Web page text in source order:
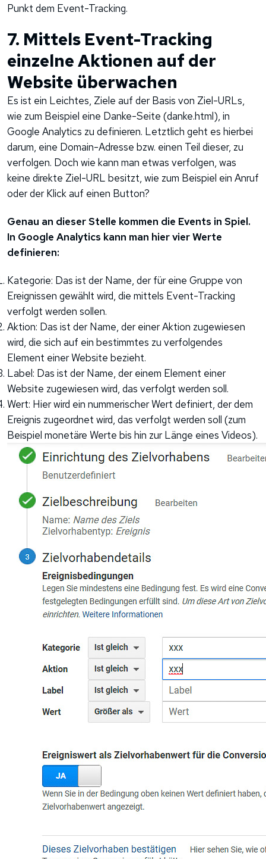
Punkt dem Event-Tracking.
7. Mittels Event-Tracking
einzelne Aktionen auf der
Website überwachen
Es ist ein Leichtes, Ziele auf der Basis von Ziel-URLs,
wie zum Beispiel eine Danke-Seite (danke.html), in
Google Analytics zu definieren. Letztlich geht es hierbei
darum, eine Domain-Adresse bzw. einen Teil dieser, zu
verfolgen. Doch wie kann man etwas verfolgen, was
keine direkte Ziel-URL besitzt, wie zum Beispiel ein Anruf
oder der Klick auf einen Button?
Genau an dieser Stelle kommen die Events in Spiel.
In Google Analytics kann man hier vier Werte
definieren:
Kategorie: Das ist der Name, der für eine Gruppe von
Ereignissen gewählt wird, die mittels Event-Tracking
verfolgt werden sollen.
Aktion: Das ist der Name, der einer Aktion zugewiesen
wird, die sich auf ein bestimmtes zu verfolgendes
Element einer Website bezieht.
Label: Das ist der Name, der einem Element einer
Website zugewiesen wird, das verfolgt werden soll.
Wert: Hier wird ein nummerischer Wert definiert, der dem
Ereignis zugeordnet wird, das verfolgt werden soll (zum
Beispiel monetäre Werte bis hin zur Länge eines Videos).